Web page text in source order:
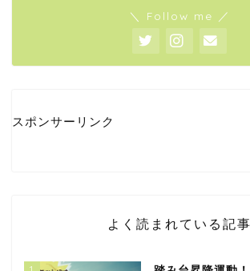
＼ Follow me ／
スポンサーリンク
よく読まれている記事